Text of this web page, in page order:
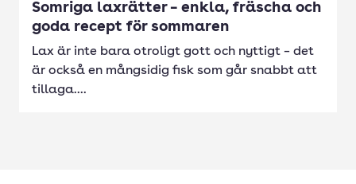
Somriga laxrätter – enkla, fräscha och
goda recept för sommaren
Lax är inte bara otroligt gott och nyttigt – det
är också en mångsidig fisk som går snabbt att
tillaga....